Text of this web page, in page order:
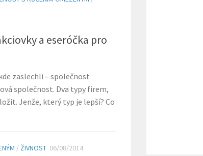
a eseróčka pro
zaslechli – společnost
společnost. Dva typy firem,
Jenže, který typ je lepší? Co
/ŽIVNOST 06/08/2014